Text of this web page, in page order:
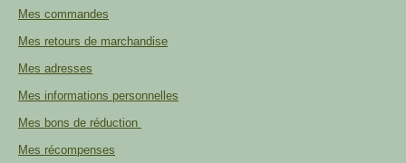
Mes commandes
Mes retours de marchandise
Mes adresses
Mes informations personnelles
Mes bons de réduction
Mes récompenses